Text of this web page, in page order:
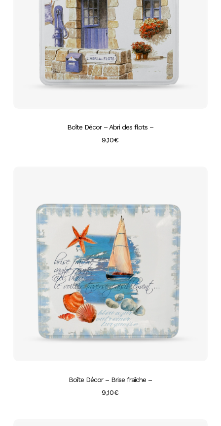
Boîte Décor – Abri des flots –
9,10€
Boîte Décor – Brise fraîche –
9,10€